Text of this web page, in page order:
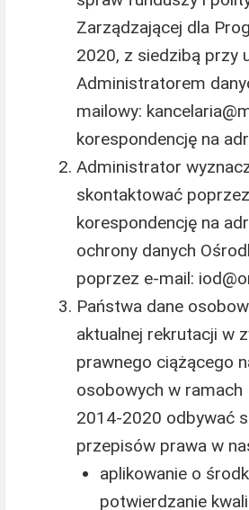
Zarządzającej dla
2020, z siedzibą przy
Administratorem
mailowy:
korespondencję na
Administrator
skontaktować
korespondencję na
ochrony danych
poprzez e-mail:
Państwa dane
aktualnej rekrutacji w
prawnego ciążącego
osobowych w ramach
2014-2020 odbywać
przepisów prawa w
aplikowanie o
potwierdzanie